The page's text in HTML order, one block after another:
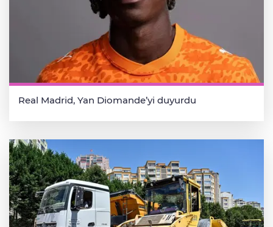
Real Madrid, Yan Diomande’yi duyurdu